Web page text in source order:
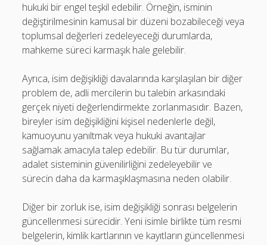
hukuki bir engel teşkil edebilir. Örneğin, isminin
değiştirilmesinin kamusal bir düzeni bozabileceği veya
toplumsal değerleri zedeleyeceği durumlarda,
mahkeme süreci karmaşık hale gelebilir.
Ayrıca, isim değişikliği davalarında karşılaşılan bir diğer
problem de, adli mercilerin bu talebin arkasındaki
gerçek niyeti değerlendirmekte zorlanmasıdır. Bazen,
bireyler isim değişikliğini kişisel nedenlerle değil,
kamuoyunu yanıltmak veya hukuki avantajlar
sağlamak amacıyla talep edebilir. Bu tür durumlar,
adalet sisteminin güvenilirliğini zedeleyebilir ve
sürecin daha da karmaşıklaşmasına neden olabilir.
Diğer bir zorluk ise, isim değişikliği sonrası belgelerin
güncellenmesi sürecidir. Yeni isimle birlikte tüm resmi
belgelerin, kimlik kartlarının ve kayıtların güncellenmesi